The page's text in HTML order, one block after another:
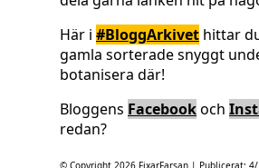
Här i #BloggArkivet hittar
gamla sorterade snyggt
botanisera där!
Bloggens Facebookoch
redan?
© Copyright 2026 FixarFarsan | Publicerat: